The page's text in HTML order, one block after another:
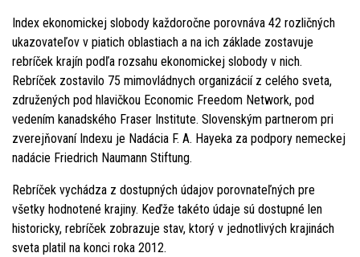
Index ekonomickej slobody každoročne porovnáva 42 rozličných
ukazovateľov v piatich oblastiach a na ich základe zostavuje
rebríček krajín podľa rozsahu ekonomickej slobody v nich.
Rebríček zostavilo 75 mimovládnych organizácií z celého sveta,
združených pod hlavičkou Economic Freedom Network, pod
vedením kanadského Fraser Institute. Slovenským partnerom pri
zverejňovaní Indexu je Nadácia F. A. Hayeka za podpory nemeckej
nadácie Friedrich Naumann Stiftung.
Rebríček vychádza z dostupných údajov porovnateľných pre
všetky hodnotené krajiny. Keďže takéto údaje sú dostupné len
historicky, rebríček zobrazuje stav, ktorý v jednotlivých krajinách
sveta platil na konci roka 2012.